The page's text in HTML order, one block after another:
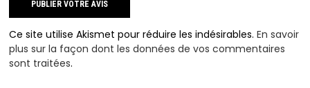
Ce site utilise Akismet pour réduire les indésirables.En savoir
plus sur la façon dont les données de vos commentaires
sont traitées.